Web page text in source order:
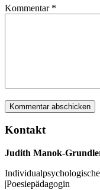
Kommentar *
Kontakt
Judith Manok-
|Poesiepädagogin